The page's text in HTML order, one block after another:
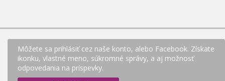
Môžete sa prihlásiť cez naše konto, alebo Facebook. Získate
ikonku, vlastné meno, súkromné správy, a aj možnosť
odpovedania na príspevky.